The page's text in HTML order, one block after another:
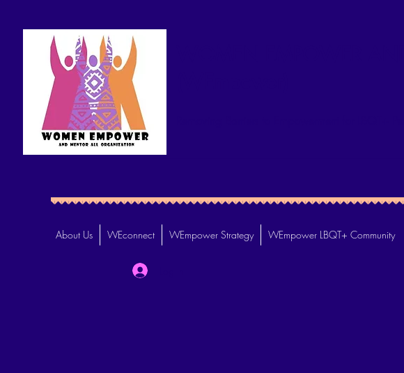
About Us WEconnect WEmpower Strategy WEmpower LBQT+ Community